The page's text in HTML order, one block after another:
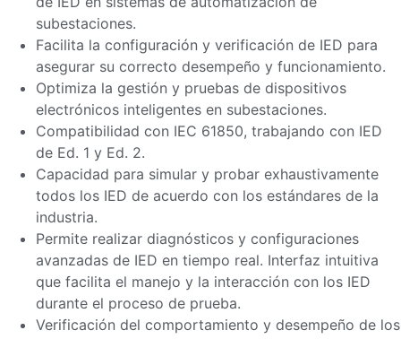
subestaciones.
Facilita la configuración y verificación de IED para
asegurar su correcto desempeño y funcionamiento.
Optimiza la gestión y pruebas de dispositivos
electrónicos inteligentes en subestaciones.
Compatibilidad con IEC 61850, trabajando con IED
de Ed. 1 y Ed. 2.
Capacidad para simular y probar exhaustivamente
todos los IED de acuerdo con los estándares de la
industria.
Permite realizar diagnósticos y configuraciones
avanzadas de IED en tiempo real. Interfaz intuitiva
que facilita el manejo y la interacción con los IED
durante el proceso de prueba.
Verificación del comportamiento y desempeño de los